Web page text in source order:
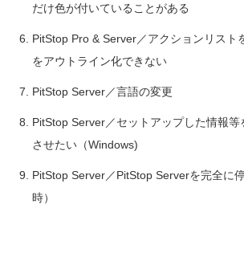
だけ色が付いていることがある
PitStop Pro & Server／アクションリスト
をアウトライン化できない
PitStop Server／言語の変更
PitStop Server／セットアップした情報等
させたい（Windows)
PitStop Server／PitStop Serverを完全に
時）